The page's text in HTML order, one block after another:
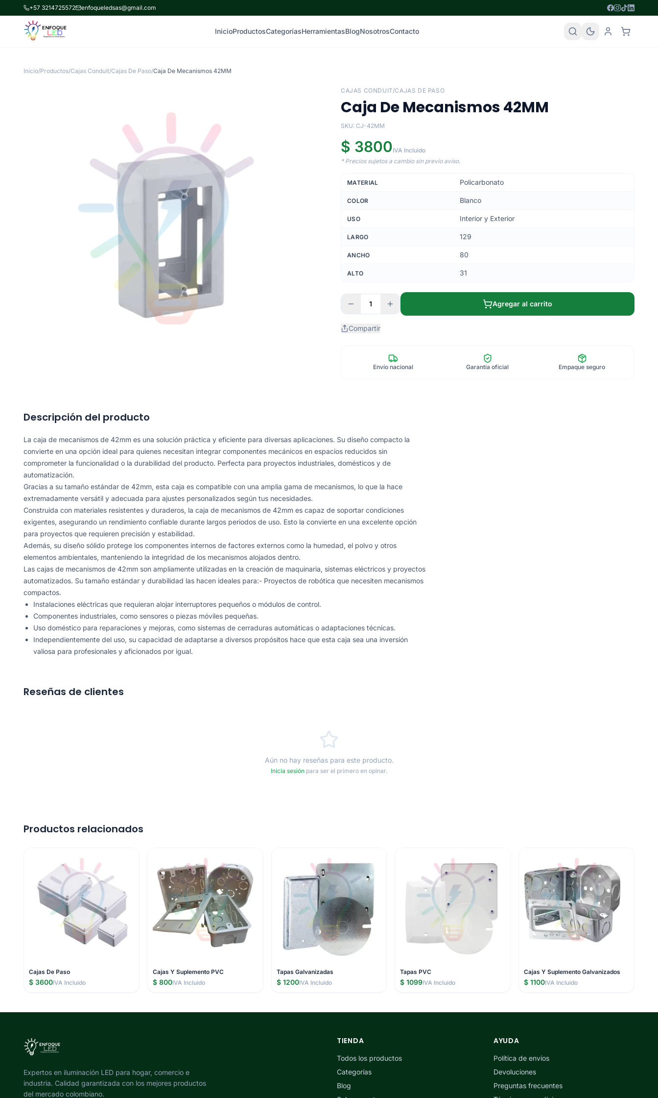
+57 3214725572 enfoqueledsas@gmail.com
InicioProductosCategoríasHerramientasBlogNosotrosContacto
Inicio/Productos/Cajas Conduit/Cajas De Paso/Caja De Mecanismos 42MM
CAJAS CONDUIT/CAJAS DE PASO
Caja De Mecanismos 42MM
SKU: CJ-42MM
$ 3800IVA Incluido
* Precios sujetos a cambio sin previo aviso.
MATERIAL Policarbonato
COLOR Blanco
USO Interior y Exterior
LARGO 129
ANCHO 80
ALTO 31
1 Agregar al carrito
Compartir
Envío nacional Garantía oficial Empaque seguro
Descripción del producto
La caja de mecanismos de 42mm es una solución práctica y eficiente para diversas aplicaciones. Su diseño compacto la
convierte en una opción ideal para quienes necesitan integrar componentes mecánicos en espacios reducidos sin
comprometer la funcionalidad o la durabilidad del producto. Perfecta para proyectos industriales, domésticos y de
automatización.
Gracias a su tamaño estándar de 42mm, esta caja es compatible con una amplia gama de mecanismos, lo que la hace
extremadamente versátil y adecuada para ajustes personalizados según tus necesidades.
Construida con materiales resistentes y duraderos, la caja de mecanismos de 42mm es capaz de soportar condiciones
exigentes, asegurando un rendimiento confiable durante largos periodos de uso. Esto la convierte en una excelente opción
para proyectos que requieren precisión y estabilidad.
Además, su diseño sólido protege los componentes internos de factores externos como la humedad, el polvo y otros
elementos ambientales, manteniendo la integridad de los mecanismos alojados dentro.
Las cajas de mecanismos de 42mm son ampliamente utilizadas en la creación de maquinaria, sistemas eléctricos y proyectos
automatizados. Su tamaño estándar y durabilidad las hacen ideales para:- Proyectos de robótica que necesiten mecanismos
compactos.
Instalaciones eléctricas que requieran alojar interruptores pequeños o módulos de control.
Componentes industriales, como sensores o piezas móviles pequeñas.
Uso doméstico para reparaciones y mejoras, como sistemas de cerraduras automáticas o adaptaciones técnicas.
Independientemente del uso, su capacidad de adaptarse a diversos propósitos hace que esta caja sea una inversión
valiosa para profesionales y aficionados por igual.
Reseñas de clientes
Aún no hay reseñas para este producto.
Inicia sesión para ser el primero en opinar.
Productos relacionados
Cajas De Paso
$ 3600IVA Incluido
Cajas Y Suplemento PVC
$ 800IVA Incluido
Tapas Galvanizadas
$ 1200IVA Incluido
Tapas PVC
$ 1099IVA Incluido
Cajas Y Suplemento Galvanizados
$ 1100IVA Incluido
Expertos en iluminación LED para hogar, comercio e
industria. Calidad garantizada con los mejores productos
del mercado colombiano.
TIENDA
Todos los productos
Categorías
Blog
AYUDA
Política de envíos
Devoluciones
Preguntas frecuentes